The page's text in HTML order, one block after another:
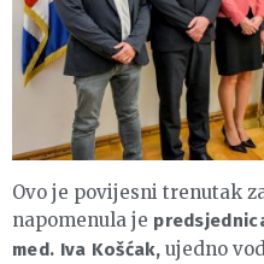
Ovo je povijesni trenutak
napomenula je
med. Iva Košćak,ujedno